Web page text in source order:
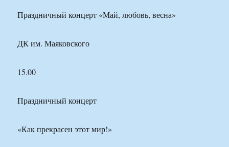
Праздничный концерт «Май, любовь, весна»
ДК им. Маяковского
15.00
Праздничный концерт
«Как прекрасен этот мир!»